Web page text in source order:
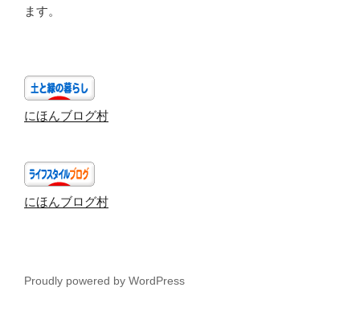
ます。
にほんブログ村
にほんブログ村
Proudly powered by WordPress